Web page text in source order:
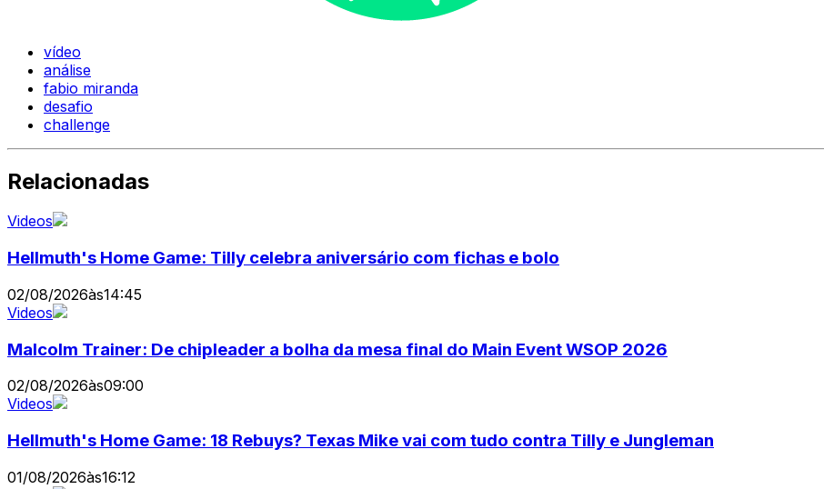
vídeo
análise
fabio miranda
desafio
challenge
Relacionadas
Videos
Hellmuth's Home Game: Tilly celebra aniversário com fichas e bolo
02/08/2026às14:45
Videos
Malcolm Trainer: De chipleader a bolha da mesa final do Main Event WSOP 2026
02/08/2026às09:00
Videos
Hellmuth's Home Game: 18 Rebuys? Texas Mike vai com tudo contra Tilly e Jungleman
01/08/2026às16:12